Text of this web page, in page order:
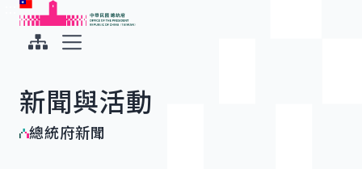
跳到主要內容
中華民國總統府
新聞與活動
總統府新聞